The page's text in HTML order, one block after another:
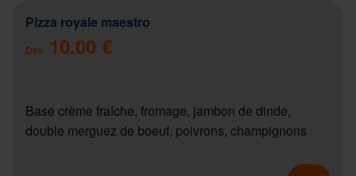
Pizza royale maestro
Dès 10.00 €
Base crème fraîche, fromage, jambon de dinde,
double merguez de boeuf, poivrons, champignons